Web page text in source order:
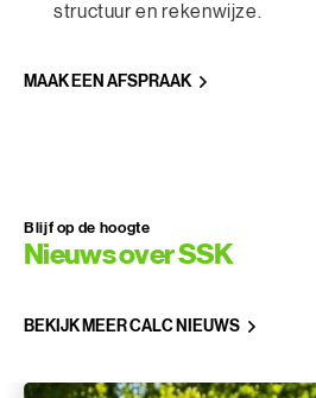
structuur en rekenwijze.
MAAK EEN AFSPRAAK
Blijf op de hoogte
Nieuws over SSK
BEKIJK MEER CALC NIEUWS